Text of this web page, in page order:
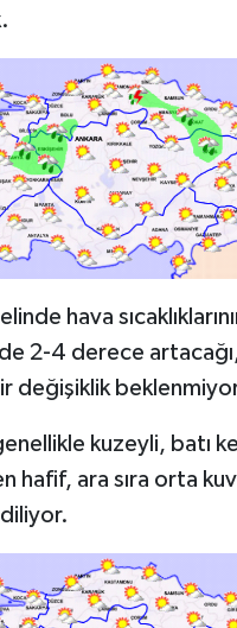
hava
2-4 derece
değişiklik
kuzeyli, batı
hafif, ara sıra orta